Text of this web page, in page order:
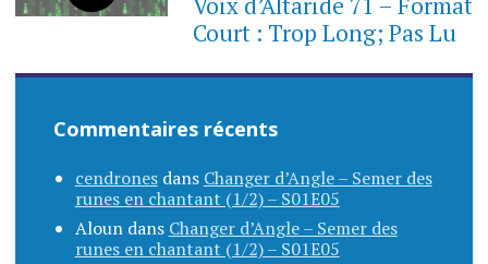
Court : Trop Long; Pas Lu
Commentaires récents
cendronesdans Changer d’Angle – Semer des
runes en chantant (1/2) – S01E05
Aloundans Changer d’Angle – Semer des
runes en chantant (1/2) – S01E05